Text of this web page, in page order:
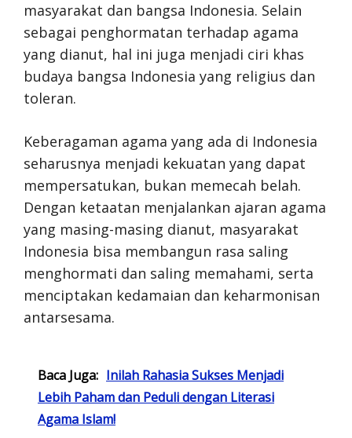
masyarakat dan bangsa Indonesia. Selain
sebagai penghormatan terhadap agama
yang dianut, hal ini juga menjadi ciri khas
budaya bangsa Indonesia yang religius dan
toleran.
Keberagaman agama yang ada di Indonesia
seharusnya menjadi kekuatan yang dapat
mempersatukan, bukan memecah belah.
Dengan ketaatan menjalankan ajaran agama
yang masing-masing dianut, masyarakat
Indonesia bisa membangun rasa saling
menghormati dan saling memahami, serta
menciptakan kedamaian dan keharmonisan
antarsesama.
Baca Juga: Inilah Rahasia Sukses Menjadi
Lebih Paham dan Peduli dengan Literasi
Agama Islam!